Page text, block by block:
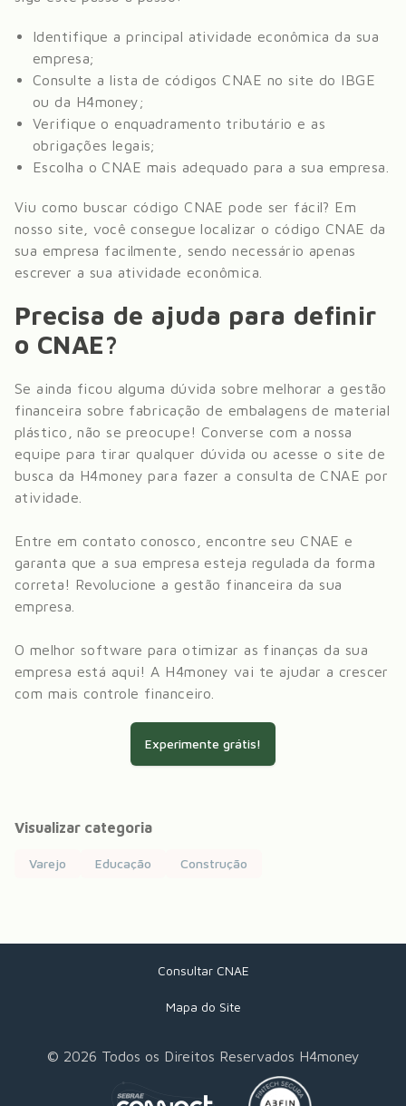
Identifique a principal atividade econômica da sua
empresa;
Consulte a lista de códigos CNAE no site do IBGE
ou da H4money;
Verifique o enquadramento tributário e as
obrigações legais;
Escolha o CNAE mais adequado para a sua empresa.
Viu como buscar código CNAE pode ser fácil? Em
nosso site, você consegue localizar o código CNAE da
sua empresa facilmente, sendo necessário apenas
escrever a sua atividade econômica.
Precisa de ajuda para definir
o CNAE?
Se ainda ficou alguma dúvida sobre melhorar a gestão
financeira sobre fabricação de embalagens de material
plástico , não se preocupe! Converse com a nossa
equipe para tirar qualquer dúvida ou acesse o site de
busca da H4money para fazer a consulta de CNAE por
atividade.
Entre em contato conosco, encontre seu CNAE e
garanta que a sua empresa esteja regulada da forma
correta! Revolucione a gestão financeira da sua
empresa.
O melhor software para otimizar as finanças da sua
empresa está aqui! A H4money vai te ajudar a crescer
com mais controle financeiro.
Experimente grátis!
Visualizar categoria
Varejo Educação Construção
Consultar CNAE
Mapa do Site
© 2026 Todos os Direitos Reservados H4money